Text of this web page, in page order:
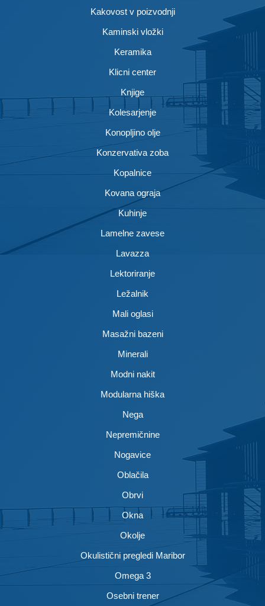
Kakovost v poizvodnji
Kaminski vložki
Keramika
Klicni center
Knjige
Kolesarjenje
Konopljino olje
Konzervativa zoba
Kopalnice
Kovana ograja
Kuhinje
Lamelne zavese
Lavazza
Lektoriranje
Ležalnik
Mali oglasi
Masažni bazeni
Minerali
Modni nakit
Modularna hiška
Nega
Nepremičnine
Nogavice
Oblačila
Obrvi
Okna
Okolje
Okulistični pregledi Maribor
Omega 3
Osebni trener